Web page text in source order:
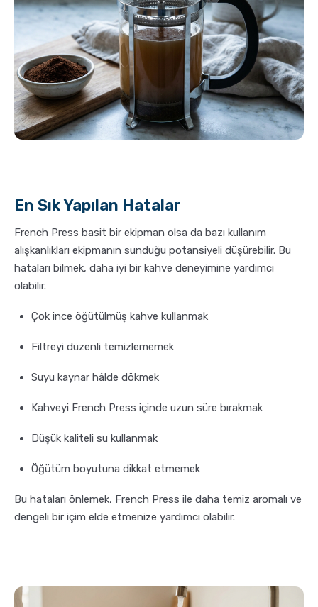
En Sık Yapılan Hatalar
French Press basit bir ekipman olsa da bazı kullanım
alışkanlıkları ekipmanın sunduğu potansiyeli düşürebilir. Bu
hataları bilmek, daha iyi bir kahve deneyimine yardımcı
olabilir.
Çok ince öğütülmüş kahve kullanmak
Filtreyi düzenli temizlememek
Suyu kaynar hâlde dökmek
Kahveyi French Press içinde uzun süre bırakmak
Düşük kaliteli su kullanmak
Öğütüm boyutuna dikkat etmemek
Bu hataları önlemek, French Press ile daha temiz aromalı ve
dengeli bir içim elde etmenize yardımcı olabilir.